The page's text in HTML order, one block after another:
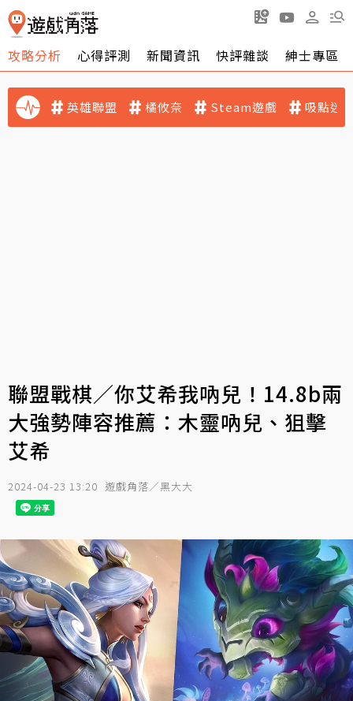
攻略分析 心得評測 新聞資訊 快評雜談 紳士專區
英雄聯盟 橘攸奈 Steam遊戲 吸點迷
聯盟戰棋／你艾希我吶兒！14.8b兩
大強勢陣容推薦：木靈吶兒、狙擊
艾希
2024-04-23 13:20 遊戲角落／黑大大